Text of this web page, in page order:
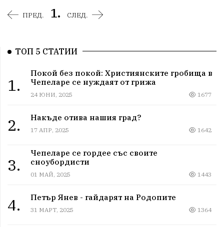
ПРЕД. 1. СЛЕД.
ТОП 5 СТАТИИ
1.
Покой без покой: Християнските гробища в
Чепеларе се нуждаят от грижа
24 ЮНИ, 2025 1677
2. Накъде отива нашия град?
17 АПР, 2025 1642
3.
Чепеларе се гордее със своите
сноубордисти
01 МАЙ, 2025 1443
4. Петър Янев - гайдарят на Родопите
31 МАРТ, 2025 1364